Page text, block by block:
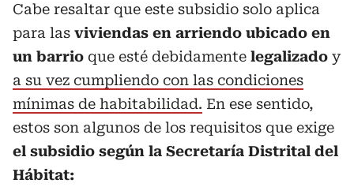
Cabe resaltar que este subsidio solo aplica
para las viviendas en arriendo ubicado en
un barrio que esté debidamente legalizado y
a su vez cumpliendo con las condiciones
mínimas de habitabilidad. En ese sentido,
estos son algunos de los requisitos que exige
el subsidio según la Secretaría Distrital del
Hábitat: